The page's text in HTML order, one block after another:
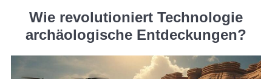
Wie revolutioniert Technologie
archäologische Entdeckungen?